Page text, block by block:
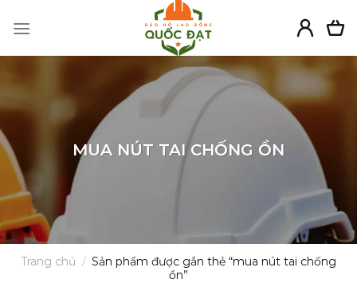
MUA NÚT TAI CHỐNG ỒN
Trang chủ / Sản phẩm được gắn thẻ “mua nút tai chống
ồn”